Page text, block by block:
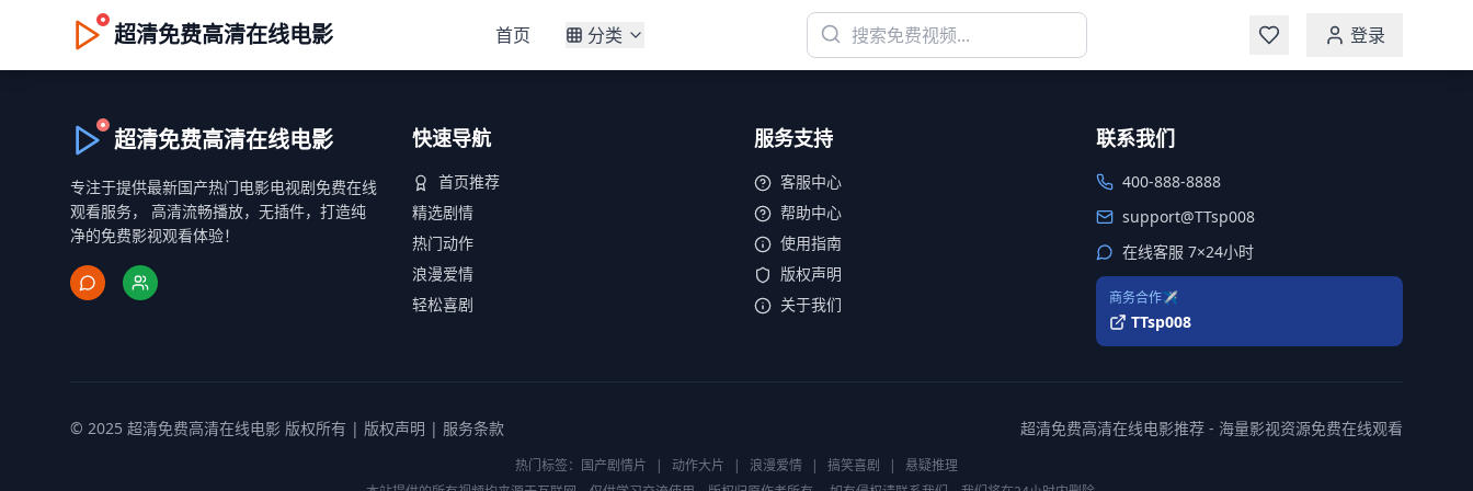
超清免费高清在线电影 首页 分类 登录
超清免费高清在线电影
专注于提供最新国产热门电影电视剧免费在线
观看服务， 高清流畅播放，无插件，打造纯
净的免费影视观看体验！
快速导航
首页推荐
精选剧情
热门动作
浪漫爱情
轻松喜剧
服务支持
客服中心
帮助中心
使用指南
版权声明
关于我们
联系我们
400-888-8888
support@TTsp008
在线客服 7×24小时
商务合作✈️
TTsp008
© 2025 超清免费高清在线电影 版权所有 | 版权声明 | 服务条款 超清免费高清在线电影推荐 - 海量影视资源免费在线观看
热门标签： 国产剧情片 | 动作大片 | 浪漫爱情 | 搞笑喜剧 |
悬疑推理